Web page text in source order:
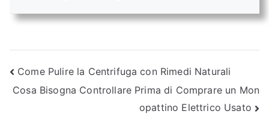
Navigazione
articoli
Come Pulire la Centrifuga con Rimedi Naturali
Cosa Bisogna Controllare Prima di Comprare un Mon
opattino Elettrico Usato